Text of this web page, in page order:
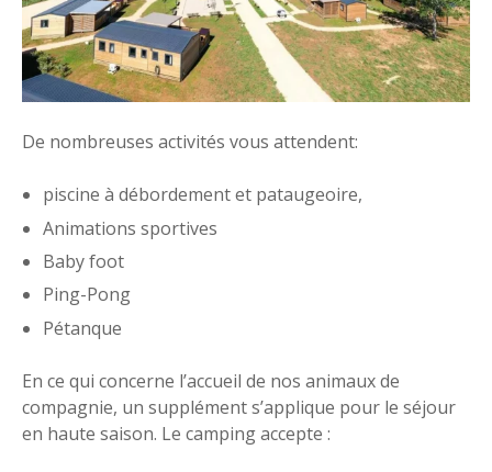
De nombreuses activités vous attendent:
piscine à débordement et pataugeoire,
Animations sportives
Baby foot
Ping-Pong
Pétanque
En ce qui concerne l’accueil de nos animaux de
compagnie, un supplément s’applique pour le séjour
en haute saison. Le camping accepte :